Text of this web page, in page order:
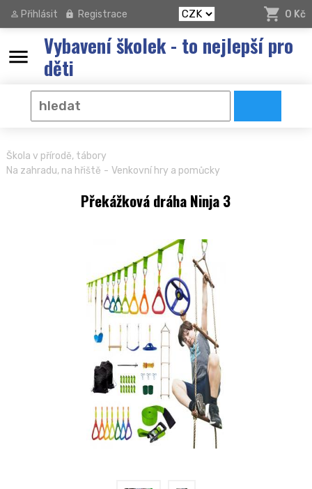
Přihlásit Registrace 0 Kč
menu
Vybavení školek - to nejlepší pro
děti
Škola v přírodě, tábory
Na zahradu, na hřiště - Venkovní hry a pomůcky
Překážková dráha Ninja 3